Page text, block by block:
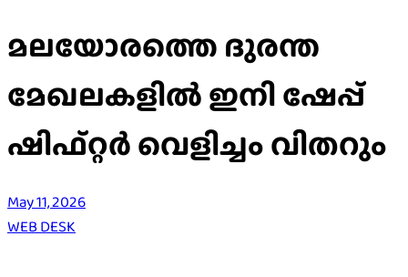
മലയോരത്തെ ദുരന്ത
മേഖലകളിൽ ഇനി ഷേപ്പ്
ഷിഫ്റ്റർ വെളിച്ചം വിതറും
May 11, 2026
WEB DESK